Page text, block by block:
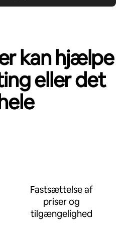
kan hjælpe
eller det
Fastsættelse af
priser og
tilgængelighed